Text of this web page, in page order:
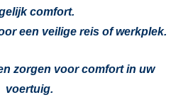
comfort.
een veilige reis of werkplek.
zorgen voorcomfort in uw
voertuig.